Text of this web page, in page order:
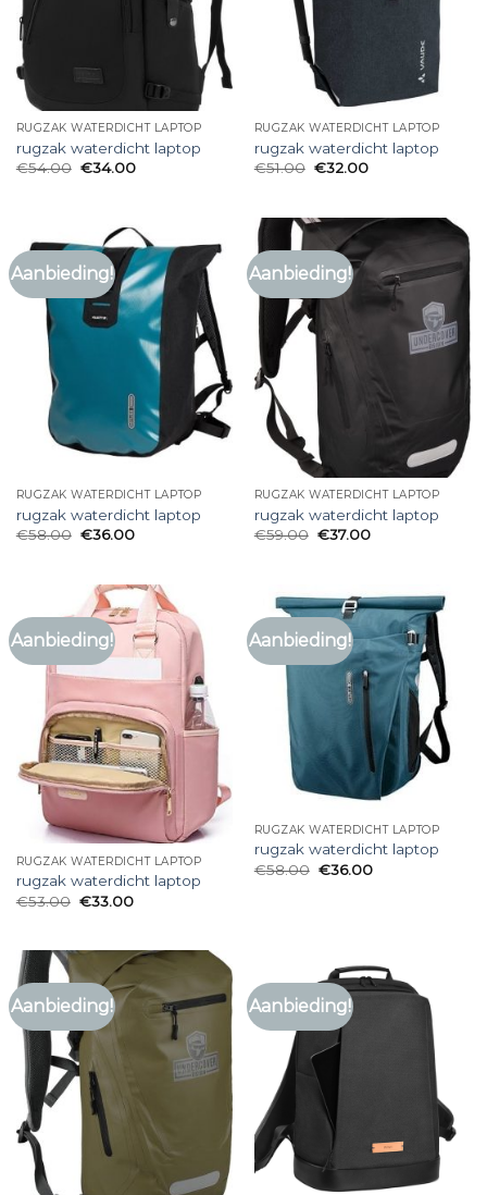
RUGZAK WATERDICHT LAPTOP
rugzak waterdicht laptop
€54.00 €34.00
RUGZAK WATERDICHT LAPTOP
rugzak waterdicht laptop
€51.00 €32.00
Aanbieding!
RUGZAK WATERDICHT LAPTOP
rugzak waterdicht laptop
€58.00 €36.00
Aanbieding!
RUGZAK WATERDICHT LAPTOP
rugzak waterdicht laptop
€59.00 €37.00
Aanbieding!
RUGZAK WATERDICHT LAPTOP
rugzak waterdicht laptop
€53.00 €33.00
Aanbieding!
RUGZAK WATERDICHT LAPTOP
rugzak waterdicht laptop
€58.00 €36.00
Aanbieding! Aanbieding!